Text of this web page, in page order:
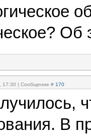
Об
17:30 | Сообщение # 170
В